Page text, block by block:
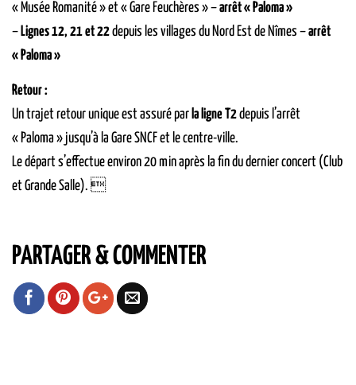
« Musée Romanité » et « Gare Feuchères » –arrêt « Paloma »
– Lignes 12, 21 et 22depuis les villages du Nord Est de Nîmes –arrêt
« Paloma »
Retour :
Un trajet retour unique est assuré par la ligne T2depuis l’arrêt
« Paloma » jusqu’à la Gare SNCF et le centre-ville.
Le départ s’effectue environ 20 min après la fin du dernier concert (Club
et Grande Salle). 
PARTAGER & COMMENTER